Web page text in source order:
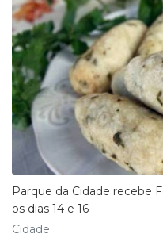
Parque da Cidade recebe
os dias 14 e 16
Cidade